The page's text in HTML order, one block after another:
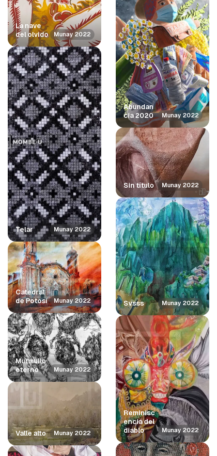
La nave
del olvido
Munay 2022
Telar Munay 2022
Catedral
de Potosí
Munay 2022
Murmullo
eterno
Munay 2022
Valle alto Munay 2022
Abundan
cia 2020
Munay 2022
Sin título Munay 2022
Svsss Munay 2022
Reminisc
encia del
diablo
Munay 2022